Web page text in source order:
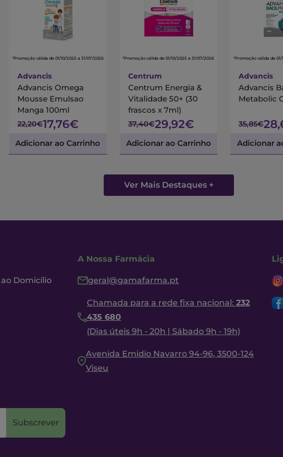
*Promoção válida de 01/10/2025 a 31/07/2026
Advancis
Advancis Omega
Mousse Emulsao
Manga 100ml
22,20€17,76€
Adicionar ao Carrinho
*Promoção válida de 01/10/2025 a 31/07/2026
Centrum
Centrum Energia &
Vitalidade 50+ (30
frascos x 7ml)
37,40€29,92€
Adicionar ao Carrinho
*Promoção válida de
Advancis
Advancis
Metabolic
35,85€
Adicionar
Ver Mais Destaques +
Domicílio
A Nossa Farmácia
geral@gamafarma.pt
Chamada para a rede fixa nacional: 232
435 680
(Dias úteis 9h - 20h | Sábado 9h - 19h)
Avenida Emidio Navarro 94-96, 3500-124
Viseu
Subscrever